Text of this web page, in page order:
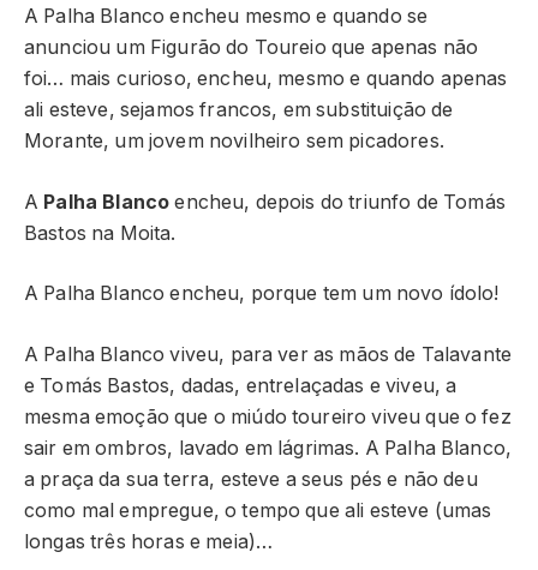
A Palha Blanco encheu mesmo e quando se
anunciou um Figurão do Toureio que apenas não
foi… mais curioso, encheu, mesmo e quando apenas
ali esteve, sejamos francos, em substituição de
Morante, um jovem novilheiro sem picadores.
A Palha Blanco encheu, depois do triunfo de Tomás
Bastos na Moita.
A Palha Blanco encheu, porque tem um novo ídolo!
A Palha Blanco viveu, para ver as mãos de Talavante
e Tomás Bastos, dadas, entrelaçadas e viveu, a
mesma emoção que o miúdo toureiro viveu que o fez
sair em ombros, lavado em lágrimas. A Palha Blanco,
a praça da sua terra, esteve a seus pés e não deu
como mal empregue, o tempo que ali esteve (umas
longas três horas e meia)…